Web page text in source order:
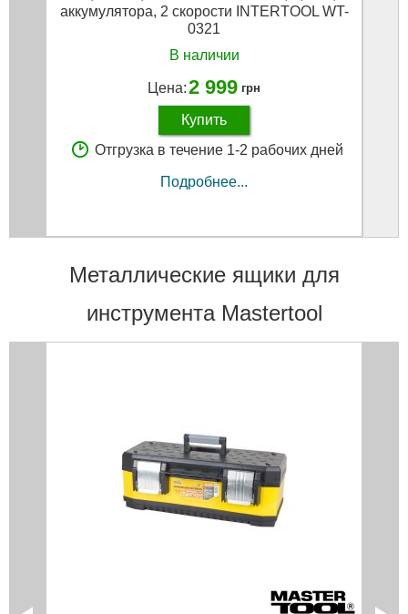
аккумулятора, 2 скорости INTERTOOL WT-
0321
В наличии
Цена:2 999 грн
Купить
Отгрузка в течение 1-2 рабочих дней
Подробнее...
Металлические ящики для
инструмента Mastertool